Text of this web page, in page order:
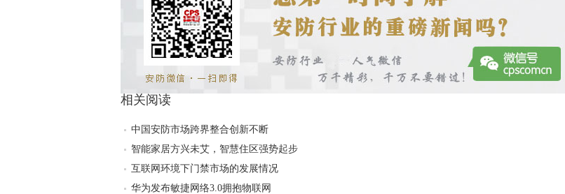
相关阅读
中国安防市场跨界整合创新不断
智能家居方兴未艾，智慧住区强势起步
互联网环境下门禁市场的发展情况
华为发布敏捷网络3.0拥抱物联网